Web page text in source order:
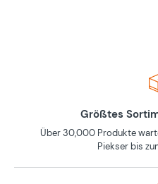
Größtes
Über 30,000 Produkte
Piekser bis